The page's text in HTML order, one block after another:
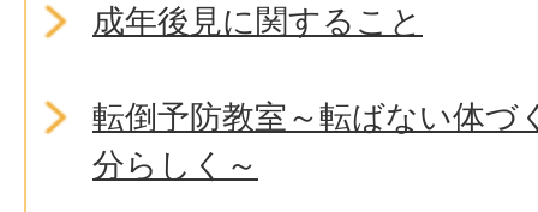
成年後見に関すること
転倒予防教室～転ばない体づ
分らしく～